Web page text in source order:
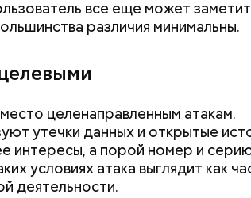
все еще может
различия минимальны.
целенаправленным атакам.
утечки данных и открытые
интересы, а порой номер и
условиях атака выглядит как
деятельности.
в США в честь
В этот праздник люди
но и другие десерты на основе
в магазине или сделать
своими родными и близкими.